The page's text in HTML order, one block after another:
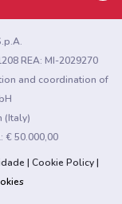
REA: MI-2029270
and coordination of
(Italy)
€ 50.000,00
Cookie Policy